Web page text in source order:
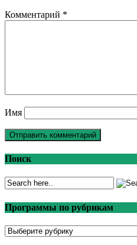
Комментарий *
Имя
Поиск
Программы по рубрикам
Программы